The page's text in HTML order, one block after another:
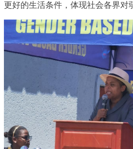
更好的生活条件，体现社会各界对